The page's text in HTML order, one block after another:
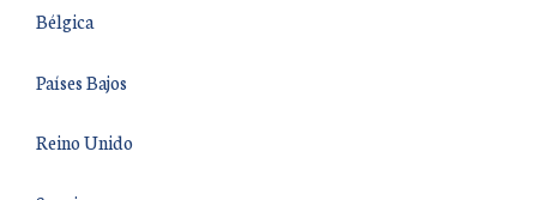
Bélgica
Países Bajos
Reino Unido